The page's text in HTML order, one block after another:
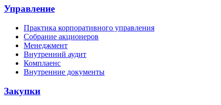
Управление
Практика корпоративного управления
Собрание акционеров
Менеджмент
Внутренний аудит
Комплаенс
Внутренние документы
Закупки